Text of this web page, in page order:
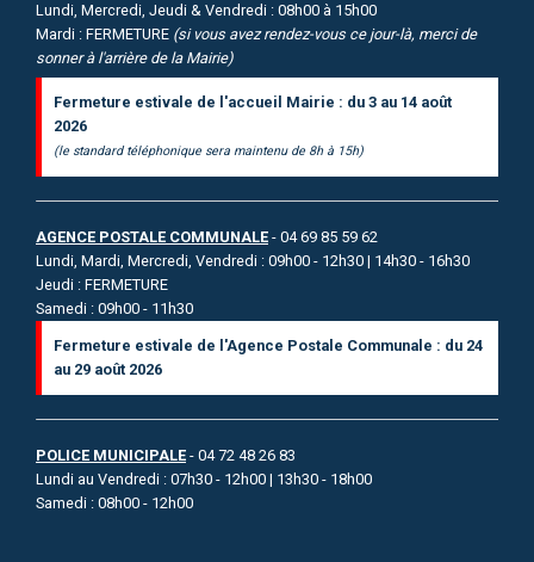
Lundi, Mercredi, Jeudi & Vendredi : 08h00 à 15h00
Mardi : FERMETURE (si vous avez rendez-vous ce jour-là, merci de
sonner à l'arrière de la Mairie)
Fermeture estivale de l'accueil Mairie : du 3 au 14 août
2026
(le standard téléphonique sera maintenu de 8h à 15h)
AGENCE POSTALE COMMUNALE - 04 69 85 59 62
Lundi, Mardi, Mercredi, Vendredi : 09h00 - 12h30 | 14h30 - 16h30
Jeudi : FERMETURE
Samedi : 09h00 - 11h30
Fermeture estivale de l'Agence Postale Communale : du 24
au 29 août 2026
POLICE MUNICIPALE - 04 72 48 26 83
Lundi au Vendredi : 07h30 - 12h00 | 13h30 - 18h00
Samedi : 08h00 - 12h00